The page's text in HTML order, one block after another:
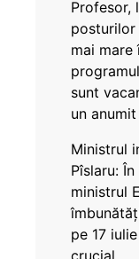
Profesor,
posturilor
mai mare
sunt
un
Ministrul
Pîslaru:
ministrul
pe 17
crucial